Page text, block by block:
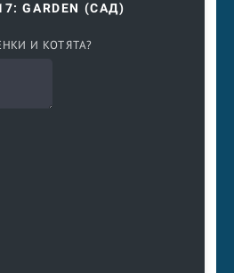
GARDEN (САД)
И КОТЯТА?